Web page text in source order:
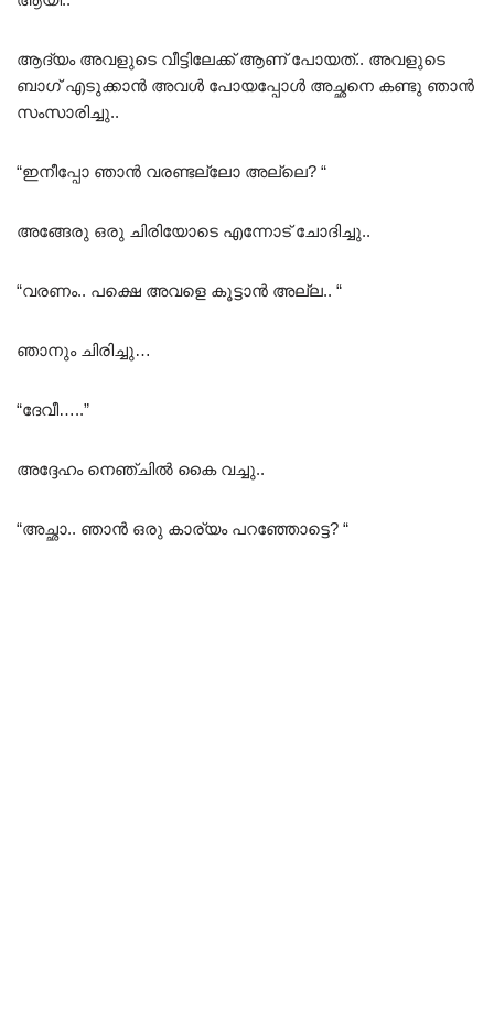
ആദ്യം അവളുടെ വീട്ടിലേക്ക് ആണ് പോയത്.. അവളുടെ
ബാഗ് എടുക്കാൻ അവൾ പോയപ്പോൾ അച്ഛനെ കണ്ടു ഞാൻ
സംസാരിച്ചു..
“ഇനീപ്പോ ഞാൻ വരണ്ടല്ലോ അല്ലെ? “
അങ്ങേരു ഒരു ചിരിയോടെ എന്നോട് ചോദിച്ചു..
“വരണം.. പക്ഷെ അവളെ കൂട്ടാൻ അല്ല.. “
ഞാനും ചിരിച്ചു…
“ദേവീ…..”
അദ്ദേഹം നെഞ്ചിൽ കൈ വച്ചു..
“അച്ഛാ.. ഞാൻ ഒരു കാര്യം പറഞ്ഞോട്ടെ? “